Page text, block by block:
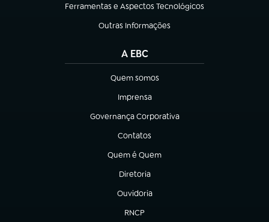
Ferramentas e Aspectos Tecnológicos
(abre em nova aba)
Outras Informações
(abre em nova aba)
A EBC
Quem somos
(abre em nova aba)
Imprensa
(abre em nova aba)
Governança Corporativa
(abre em nova aba)
Contatos
(abre em nova aba)
Quem é Quem
(abre em nova aba)
Diretoria
(abre em nova aba)
Ouvidoria
(abre em nova aba)
RNCP
(abre em nova aba)